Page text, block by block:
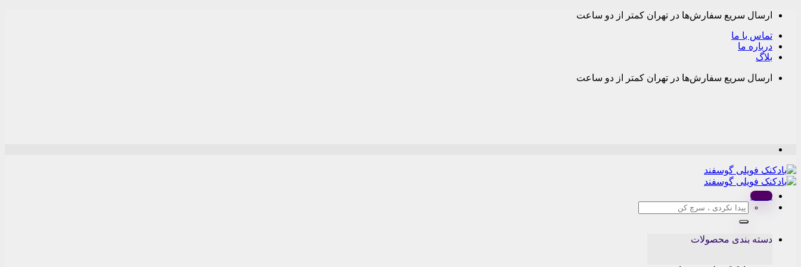
Skip
content
ارسال سریع سفارش‌ها در تهران کمتر از دو ساعت
تماس با ما
درباره ما
بلاگ
ارسال سریع سفارش‌ها در تهران کمتر از دو ساعت
Menu
جستجو
برای:
دسته بندی محصولات